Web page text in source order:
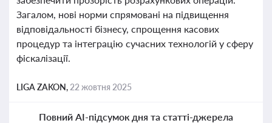
Загалом, нові норми спрямовані на підвищення
відповідальності бізнесу, спрощення касових
процедур та інтеграцію сучасних технологій у сферу
фіскалізації.
LIGA ZAKON, 22 жовтня 2025
Повний AI-підсумок дня та статті-джерела